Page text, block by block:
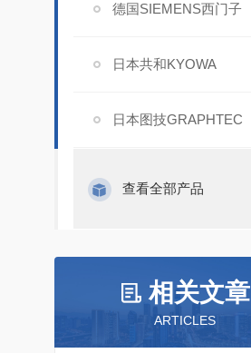
德国SIEMENS西门子
日本共和KYOWA
日本图技GRAPHTEC
查看全部产品
相关文章
ARTICLES